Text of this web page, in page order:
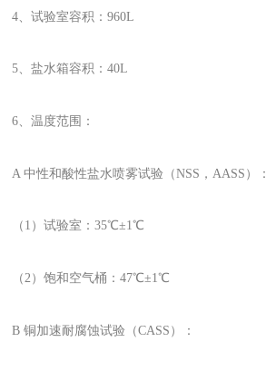
4、试验室容积：960L
5、盐水箱容积：40L
6、温度范围：
A 中性和酸性盐水喷雾试验（NSS，AASS）：
（1）试验室：35℃±1℃
（2）饱和空气桶：47℃±1℃
B 铜加速耐腐蚀试验（CASS）：